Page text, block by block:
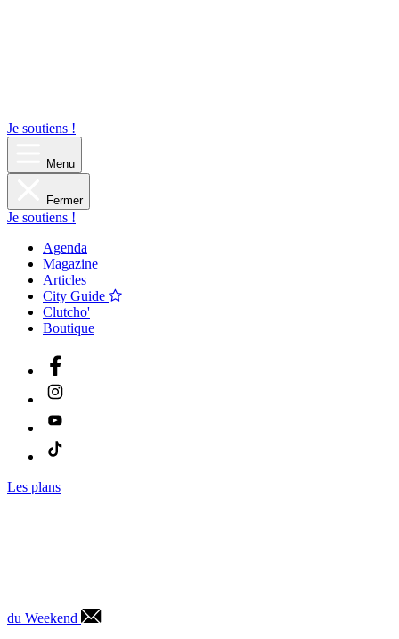
Je soutiens !
Menu
Fermer
Je soutiens !
Agenda
Magazine
Articles
City Guide
Clutcho'
Boutique
Les plans
du Weekend